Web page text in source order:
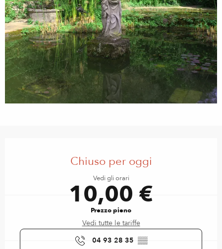
Chiuso per oggi
Vedi gli orari
10,00 €
Prezzo pieno
Vedi tutte le tariffe
04 93 28 35 ▒▒